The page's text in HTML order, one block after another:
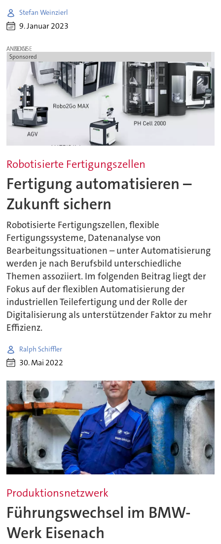
Stefan Weinzierl
9. Januar 2023
ANZEIGE
Sponsored
Robotisierte Fertigungszellen
Fertigung automatisieren –
Zukunft sichern
Robotisierte Fertigungszellen, flexible
Fertigungssysteme, Datenanalyse von
Bearbeitungssituationen – unter Automatisierung
werden je nach Berufsbild unterschiedliche
Themen assoziiert. Im folgenden Beitrag liegt der
Fokus auf der flexiblen Automatisierung der
industriellen Teilefertigung und der Rolle der
Digitalisierung als unterstützender Faktor zu mehr
Effizienz.
Ralph Schiffler
30. Mai 2022
Produktionsnetzwerk
Führungswechsel im BMW-
Werk Eisenach